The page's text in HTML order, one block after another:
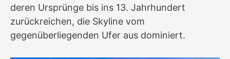
deren Ursprünge bis ins 13. Jahrhundert
zurückreichen, die Skyline vom
gegenüberliegenden Ufer aus dominiert.